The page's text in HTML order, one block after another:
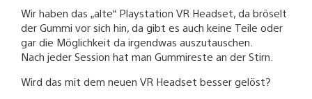
Wir haben das „alte“ Playstation VR Headset, da bröselt
der Gummi vor sich hin, da gibt es auch keine Teile oder
gar die Möglichkeit da irgendwas auszutauschen.
Nach jeder Session hat man Gummireste an der Stirn.
Wird das mit dem neuen VR Headset besser gelöst?